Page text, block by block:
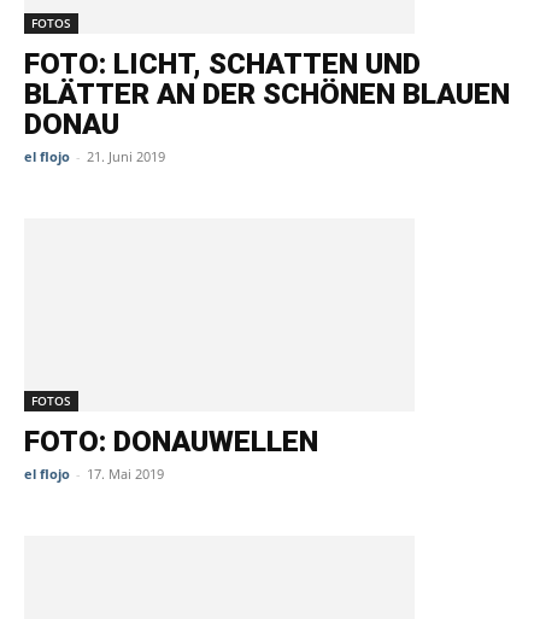
FOTOS
FOTO: LICHT, SCHATTEN UND
BLÄTTER AN DER SCHÖNEN BLAUEN
DONAU
el flojo - 21. Juni 2019
FOTOS
FOTO: DONAUWELLEN
el flojo - 17. Mai 2019